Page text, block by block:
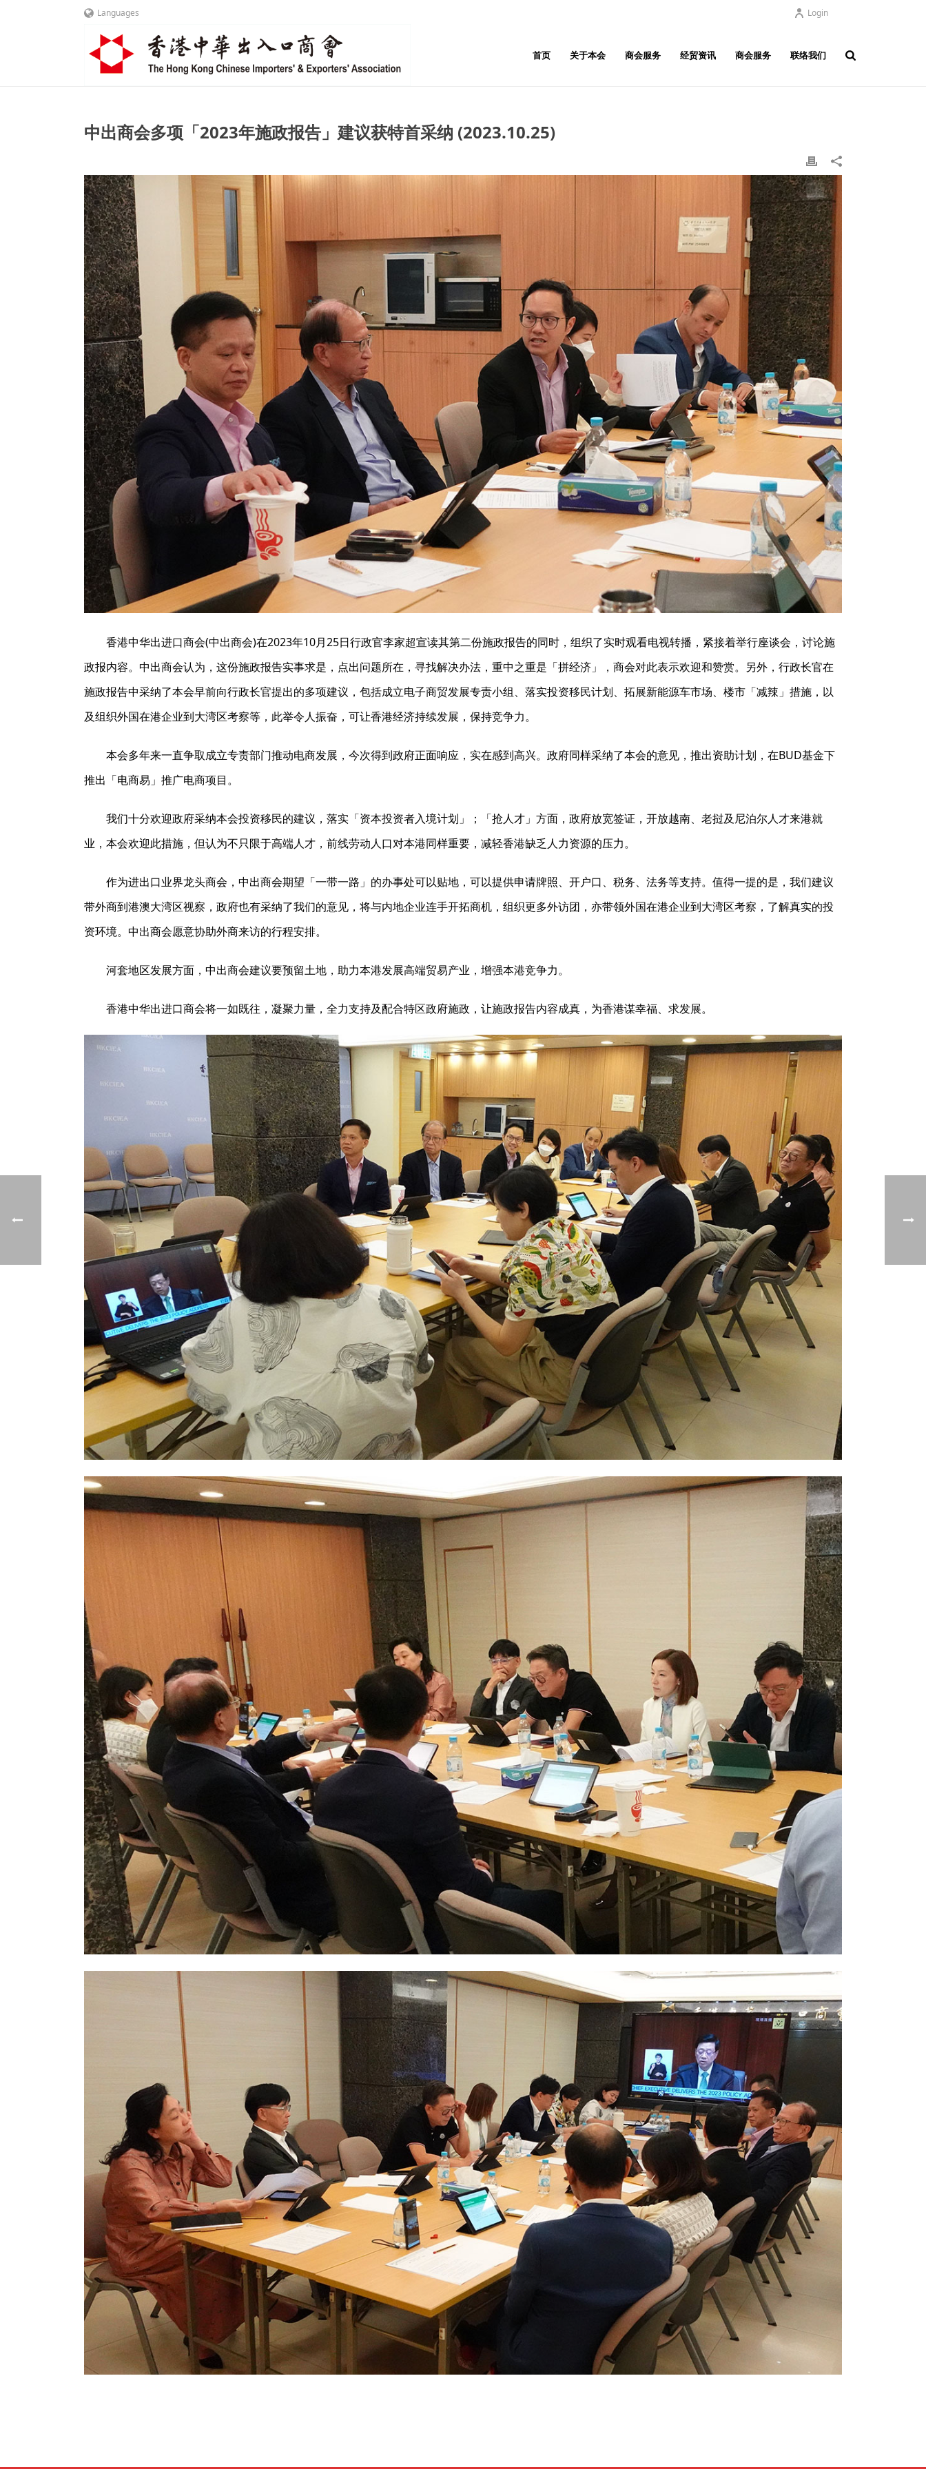
Languages Login
首页 关于本会 商会服务 经贸资讯 商会服务 联络我们
中出商会多项「2023年施政报告」建议获特首采纳 (2023.10.25)
香港中华出进口商会(中出商会)在2023年10月25日行政官李家超宣读其第二份施政报告的同时，组织了实时观看电视转播，紧接着举行座谈会，讨论施
政报内容。中出商会认为，这份施政报告实事求是，点出问题所在，寻找解决办法，重中之重是「拼经济」，商会对此表示欢迎和赞赏。另外，行政长官在
施政报告中采纳了本会早前向行政长官提出的多项建议，包括成立电子商贸发展专责小组、落实投资移民计划、拓展新能源车市场、楼市「减辣」措施，以
及组织外国在港企业到大湾区考察等，此举令人振奋，可让香港经济持续发展，保持竞争力。
本会多年来一直争取成立专责部门推动电商发展，今次得到政府正面响应，实在感到高兴。政府同样采纳了本会的意见，推出资助计划，在BUD基金下
推出「电商易」推广电商项目。
我们十分欢迎政府采纳本会投资移民的建议，落实「资本投资者入境计划」；「抢人才」方面，政府放宽签证，开放越南、老挝及尼泊尔人才来港就
业，本会欢迎此措施，但认为不只限于高端人才，前线劳动人口对本港同样重要，减轻香港缺乏人力资源的压力。
作为进出口业界龙头商会，中出商会期望「一带一路」的办事处可以贴地，可以提供申请牌照、开户口、税务、法务等支持。值得一提的是，我们建议
带外商到港澳大湾区视察，政府也有采纳了我们的意见，将与内地企业连手开拓商机，组织更多外访团，亦带领外国在港企业到大湾区考察，了解真实的投
资环境。中出商会愿意协助外商来访的行程安排。
河套地区发展方面，中出商会建议要预留土地，助力本港发展高端贸易产业，增强本港竞争力。
香港中华出进口商会将一如既往，凝聚力量，全力支持及配合特区政府施政，让施政报告内容成真，为香港谋幸福、求发展。